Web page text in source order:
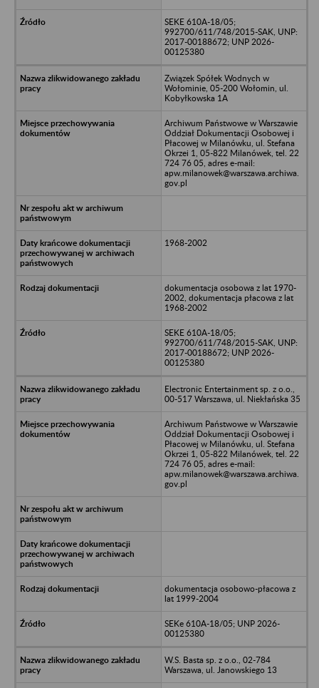
SEKE 610A-18/05;
992700/611/748/2015-SAK, UNP:
2017-00188672; UNP 2026-
00125380
Związek Spółek Wodnych w
Wołominie, 05-200 Wołomin, ul.
Kobyłkowska 1A
Archiwum Państwowe w Warszawie
Oddział Dokumentacji Osobowej i
Płacowej w Milanówku, ul. Stefana
Okrzei 1, 05-822 Milanówek, tel. 22
724 76 05, adres e-mail:
apw.milanowek@warszawa.archiwa.
gov.pl
1968-2002
dokumentacja osobowa z lat 1970-
2002, dokumentacja płacowa z lat
1968-2002
SEKE 610A-18/05;
992700/611/748/2015-SAK, UNP:
2017-00188672; UNP 2026-
00125380
Electronic Entertainment sp. z o.o.,
00-517 Warszawa, ul. Niekłańska 35
Archiwum Państwowe w Warszawie
Oddział Dokumentacji Osobowej i
Płacowej w Milanówku, ul. Stefana
Okrzei 1, 05-822 Milanówek, tel. 22
724 76 05, adres e-mail:
apw.milanowek@warszawa.archiwa.
gov.pl
dokumentacja osobowo-płacowa z
lat 1999-2004
SEKe 610A-18/05; UNP 2026-
00125380
W.S. Basta sp. z o.o., 02-784
Warszawa, ul. Janowskiego 13